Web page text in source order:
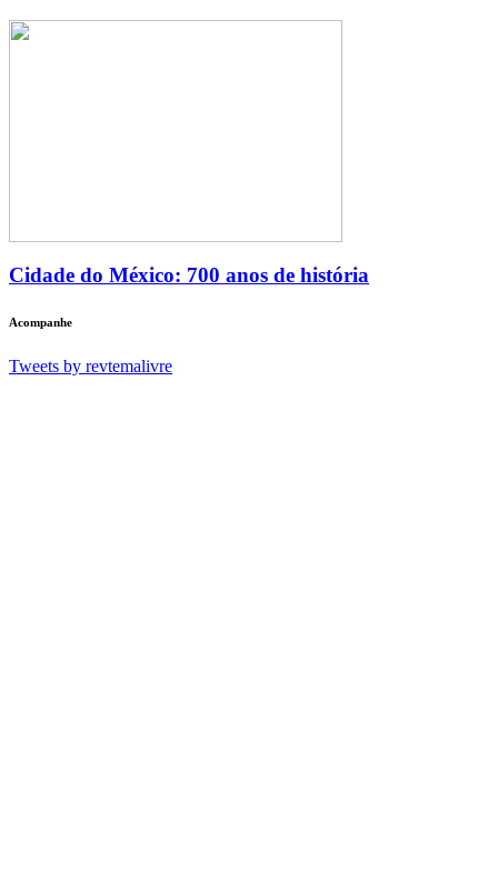
Cidade do México: 700 anos de história
Acompanhe
Tweets by revtemalivre